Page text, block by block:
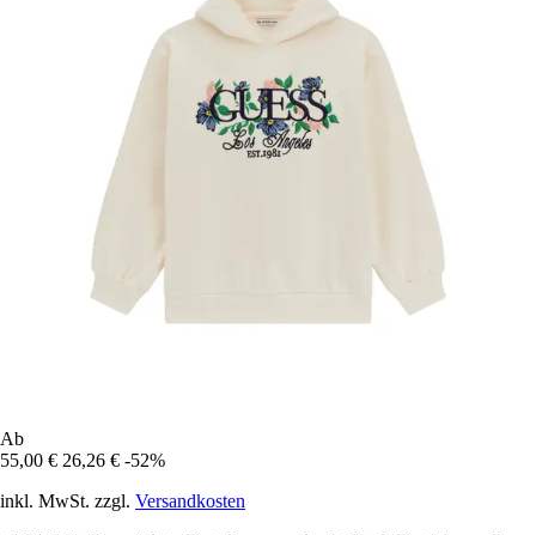
Ab
55,00 € 26,26 € -52%
inkl. MwSt. zzgl. Versandkosten